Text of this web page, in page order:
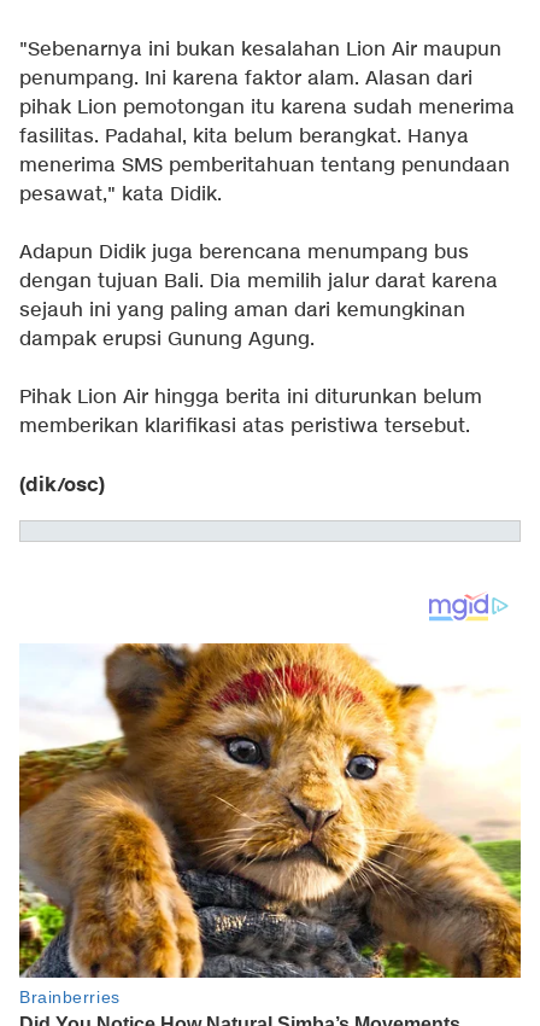
"Sebenarnya ini bukan kesalahan Lion Air maupun
penumpang. Ini karena faktor alam. Alasan dari
pihak Lion pemotongan itu karena sudah menerima
fasilitas. Padahal, kita belum berangkat. Hanya
menerima SMS pemberitahuan tentang penundaan
pesawat," kata Didik.
Adapun Didik juga berencana menumpang bus
dengan tujuan Bali. Dia memilih jalur darat karena
sejauh ini yang paling aman dari kemungkinan
dampak erupsi Gunung Agung.
Pihak Lion Air hingga berita ini diturunkan belum
memberikan klarifikasi atas peristiwa tersebut.
(dik/osc)